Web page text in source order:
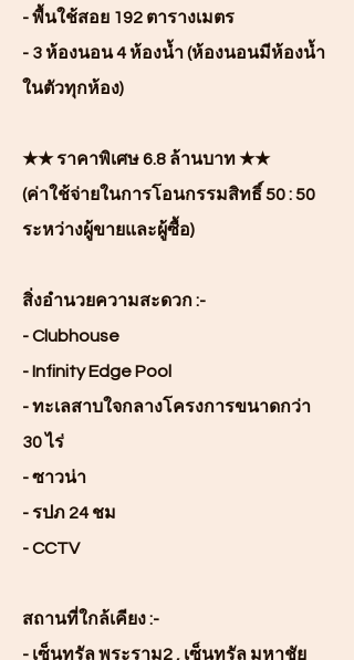
- พื้นใช้สอย 192 ตารางเมตร
- 3 ห้องนอน 4 ห้องน้ำ (ห้องนอนมีห้องน้ำ
ในตัวทุกห้อง)
★★ ราคาพิเศษ 6.8 ล้านบาท ★★
(ค่าใช้จ่ายในการโอนกรรมสิทธิ์ 50 : 50
ระหว่างผู้ขายและผู้ซื้อ)
สิ่งอำนวยความสะดวก :-
- Clubhouse
- Infinity Edge Pool
- ทะเลสาบใจกลางโครงการขนาดกว่า
30 ไร่
- ซาวน่า
- รปภ 24 ชม
- CCTV
สถานที่ใกล้เคียง :-
- เซ็นทรัล พระราม2 , เซ็นทรัล มหาชัย